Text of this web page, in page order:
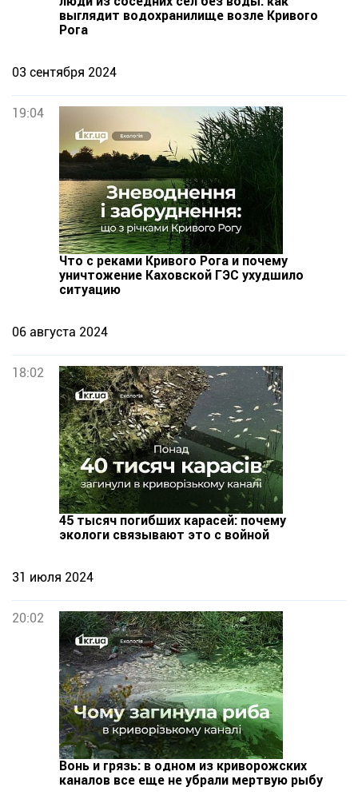
выглядит водохранилище возле Кривого
Рога
03 сентября 2024
19:04
Что с реками Кривого Рога и почему
уничтожение Каховской ГЭС ухудшило
ситуацию
06 августа 2024
18:02
45 тысяч погибших карасей: почему
экологи связывают это с войной
31 июля 2024
20:02
Вонь и грязь: в одном из криворожских
каналов все еще не убрали мертвую рыбу